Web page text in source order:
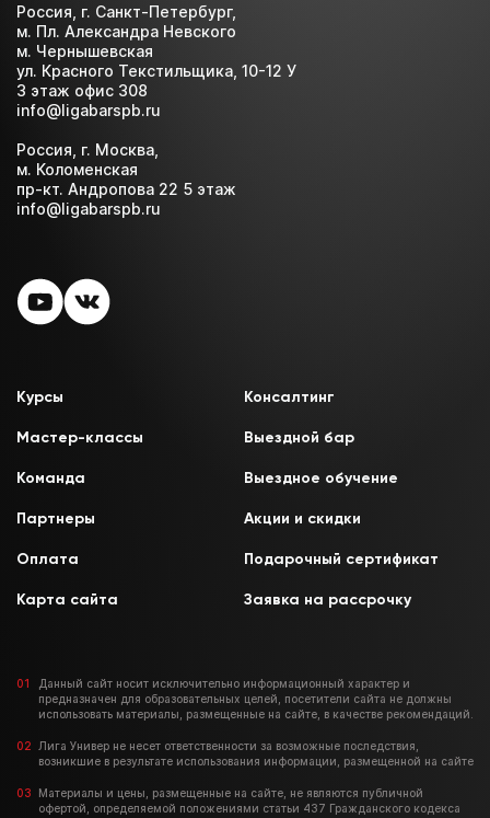
Россия, г. Санкт-Петербург,
м. Пл. Александра Невского
м. Чернышевская
ул. Красного Текстильщика, 10-12 У
3 этаж офис 308
info@ligabarspb.ru
Россия, г. Москва,
м. Коломенская
пр-кт. Андропова 22 5 этаж
info@ligabarspb.ru
Курсы
Мастер-классы
Команда
Партнеры
Оплата
Карта сайта
Консалтинг
Выездной бар
Выездное обучение
Акции и скидки
Подарочный сертификат
Заявка на рассрочку
Данный сайт носит исключительно информационный характер и
предназначен для образовательных целей, посетители сайта не должны
использовать материалы, размещенные на сайте, в качестве рекомендаций.
Лига Универ не несет ответственности за возможные последствия,
возникшие в результате использования информации, размещенной на сайте
Материалы и цены, размещенные на сайте, не являются публичной
офертой, определяемой положениями статьи 437 Гражданского кодекса